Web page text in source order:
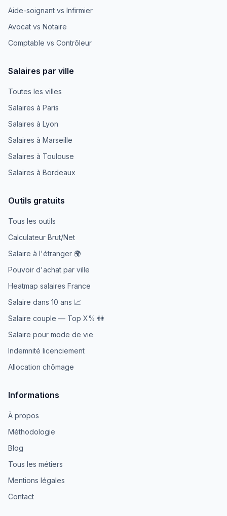
Aide-soignant vs Infirmier
Avocat vs Notaire
Comptable vs Contrôleur
Salaires par ville
Toutes les villes
Salaires à Paris
Salaires à Lyon
Salaires à Marseille
Salaires à Toulouse
Salaires à Bordeaux
Outils gratuits
Tous les outils
Calculateur Brut/Net
Salaire à l'étranger 🌍
Pouvoir d'achat par ville
Heatmap salaires France
Salaire dans 10 ans 📈
Salaire couple — Top X% 👫
Salaire pour mode de vie
Indemnité licenciement
Allocation chômage
Informations
À propos
Méthodologie
Blog
Tous les métiers
Mentions légales
Contact